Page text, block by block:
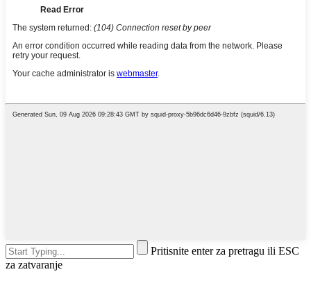
Pritisnite enter za pretragu ili ESC
za zatvaranje